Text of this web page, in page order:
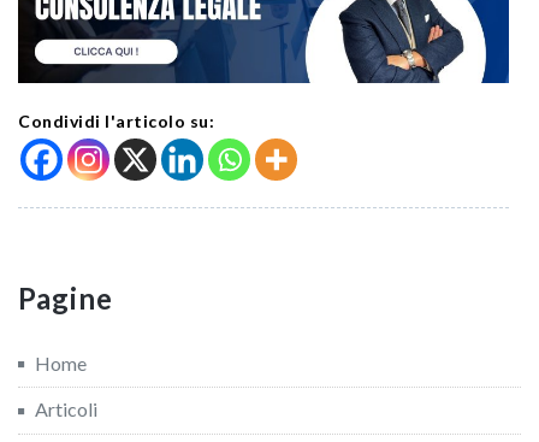
Condividi l'articolo su:
Pagine
Home
Articoli